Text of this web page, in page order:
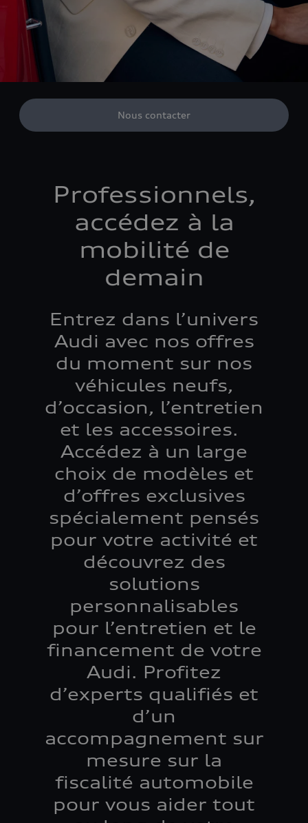
Nous contacter
Professionnels,
accédez à la
mobilité de
demain
Entrez dans l’univers
Audi avec nos offres
du moment sur nos
véhicules neufs,
d’occasion, l’entretien
et les accessoires.
Accédez à un large
choix de modèles et
d’offres exclusives
spécialement pensés
pour votre activité et
découvrez des
solutions
personnalisables
pour l’entretien et le
financement de votre
Audi. Profitez
d’experts qualifiés et
d’un
accompagnement sur
mesure sur la
fiscalité automobile
pour vous aider tout